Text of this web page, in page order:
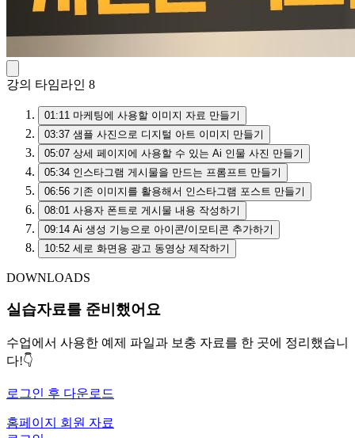
강의 타임라인 8
01:11 마케팅에 사용할 이미지 자료 만들기
03:37 샘플 사진으로 디지털 아트 이미지 만들기
05:07 상세 페이지에 사용할 수 있는 Ai 인물 사진 만들기
05:34 인스타그램 게시물을 만드는 프롬프트 만들기
06:56 기존 이미지를 활용해서 인스타그램 포스트 만들기
08:01 사용자 폰트로 게시물 내용 작성하기
09:14 Ai 생성 기능으로 아이콘/이모티콘 추가하기
10:52 세로 화면용 광고 동영상 제작하기
DOWNLOADS
실습자료를 준비했어요
수업에서 사용한 예제 파일과 보충 자료를 한 곳에 정리했습니
다!👇
로그인 후 다운로드
홈페이지 회원 자료